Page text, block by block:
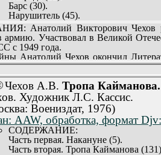
Барс (30).
Нарушитель (45).
Лейтенант Горновой (53).
Казбек, на пост! (65).
Демобилизованный (98).
Анатолий Викторович Чехов
армию. Участвовал в Великой
с 1949 года.
Анатолий Чехов окончил
корабля», очерки «Север зовет».
в пустыне» посвящен
Писатель рассказывает о
за судьбы государства.
Чехов А.В. Тропа Кайманова.
Художник Л.С. Кассис.
Воениздат, 1976)
AAW, обработка, формат
СОДЕРЖАНИЕ:
Часть первая. Накануне (5).
Часть вторая. Тропа Кайманова